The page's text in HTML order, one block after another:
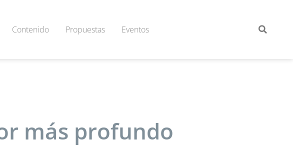
Contenido Propuestas Eventos
más profundo